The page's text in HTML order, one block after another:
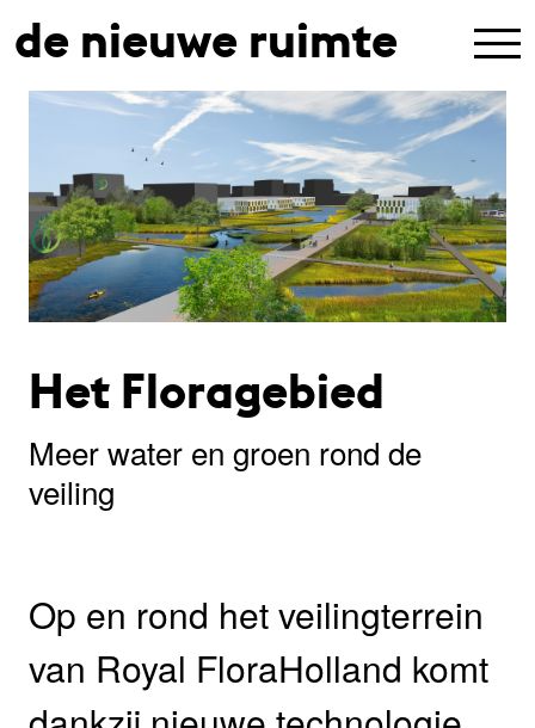
de nieuwe ruimte
Het Floragebied
Meer water en groen rond de
veiling
Op en rond het veilingterrein
van Royal FloraHolland komt